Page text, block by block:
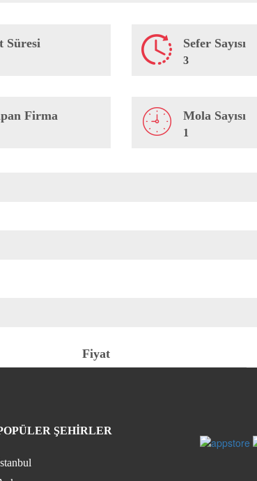
Süresi Sefer Sayısı
3
Firma Mola Sayısı
1
Fiyat
ŞEHİRLER